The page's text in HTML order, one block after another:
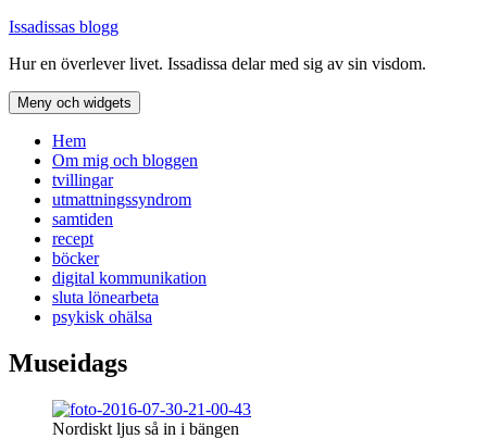
Hoppa
innehåll
Issadissas blogg
Hur en överlever livet. Issadissa delar med sig av sin visdom.
Meny och widgets
Hem
Om mig och bloggen
tvillingar
utmattningssyndrom
samtiden
recept
böcker
digital kommunikation
sluta lönearbeta
psykisk ohälsa
Museidags
Nordiskt ljus så in i bängen